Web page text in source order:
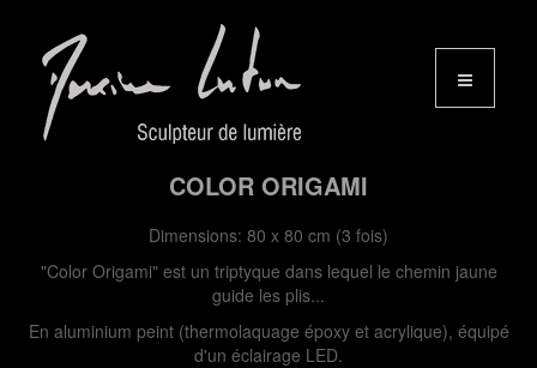
COLOR ORIGAMI
Dimensions: 80 x 80 cm (3 fois)
"Color Origami" est un triptyque dans lequel le chemin jaune
guide les plis...
En aluminium peint (thermolaquage époxy et acrylique), équipé
d'un éclairage LED.